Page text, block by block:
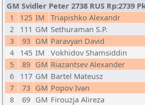
GM Svidler Peter 2738 RUS Rp:2739
1
125 IM Triapishko Alexandr
2
111 GM Sethuraman S.P.
3
93 GM Paravyan David
4
145 IM Vokhidov Shamsiddin
5
89 GM Riazantsev Alexander
6
117 GM Bartel Mateusz
7
73 GM Popov Ivan
8
69 GM Firouzja Alireza